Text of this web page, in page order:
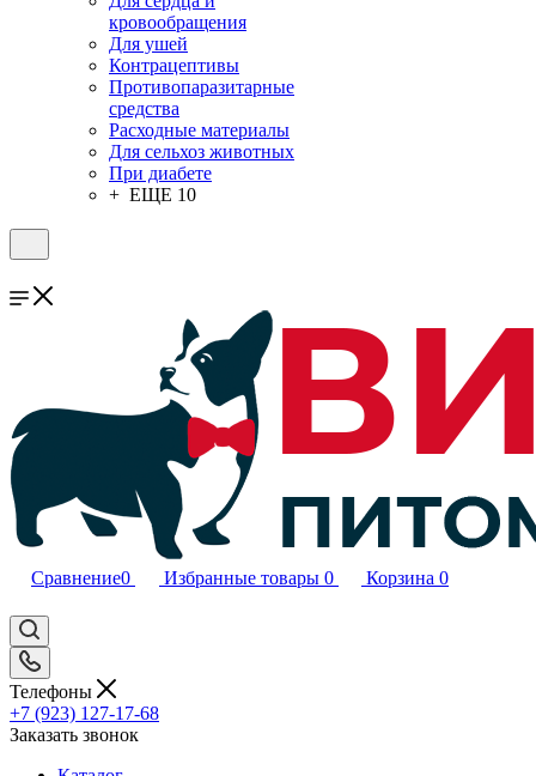
кровообращения
Для ушей
Контрацептивы
Противопаразитарные
средства
Расходные материалы
Для сельхоз животных
При диабете
+ ЕЩЕ 10
Сравнение0 Избранные товары 0 Корзина 0
Телефоны
+7 (923) 127-17-68
Заказать звонок